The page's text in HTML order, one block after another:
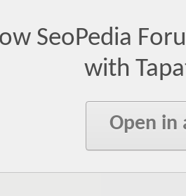
SeoPedia
with
Open in